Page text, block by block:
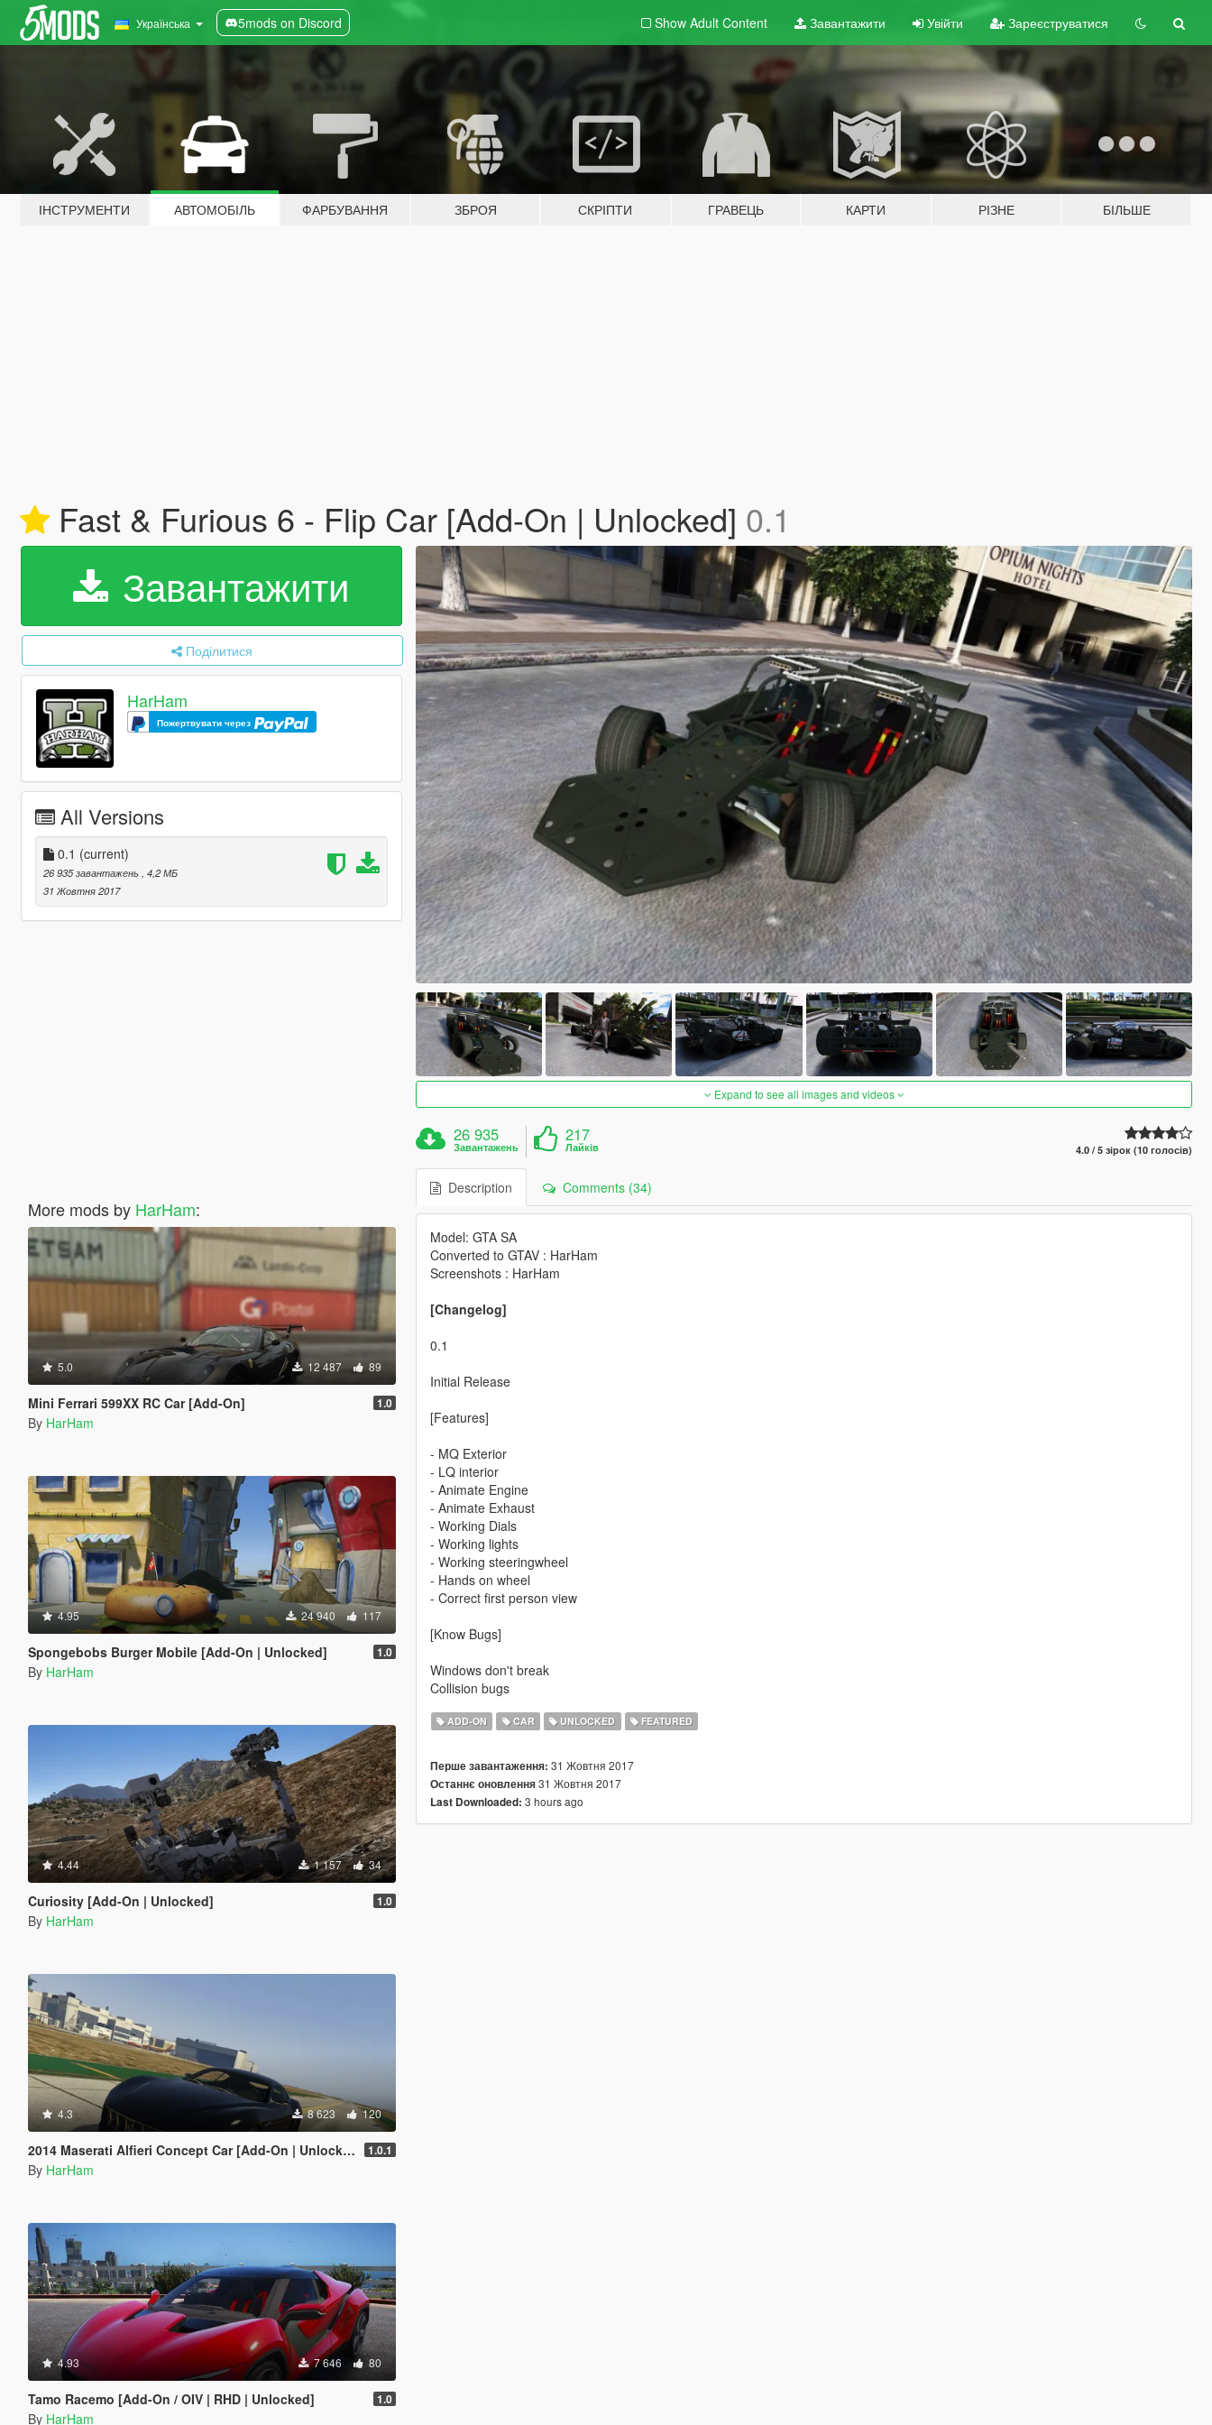
Українська 5mods on Discord Show Adult Content Завантажити Увійти Зареєструватися
ІНСТРУМЕНТИ АВТОМОБІЛЬ ФАРБУВАННЯ ЗБРОЯ СКРІПТИ ГРАВЕЦЬ КАРТИ РІЗНЕ БІЛЬШЕ
Fast & Furious 6 - Flip Car [Add-On | Unlocked] 0.1
Завантажити
Поділитися
HarHam
Пожертвувати через
All Versions
0.1 (current)
26 935 завантажень
, 4,2 МБ
31 Жовтня 2017
More mods by HarHam:
5.0 12 487 89
Mini Ferrari 599XX RC Car [Add-On] 1.0
By HarHam
4.95 24 940 117
Spongebobs Burger Mobile [Add-On | Unlocked] 1.0
By HarHam
4.44 1 157 34
Curiosity [Add-On | Unlocked] 1.0
By HarHam
4.3 8 623 120
2014 Maserati Alfieri Concept Car [Add-On | Unlocked] 1.0.1
By HarHam
4.93 7 646 80
Tamo Racemo [Add-On / OIV | RHD | Unlocked] 1.0
By HarHam
Expand to see all images and videos
26 935
Завантажень
217
Лайків 4.0 / 5 зірок (10 голосів)
Description Comments (34)
Model: GTA SA
Converted to GTAV : HarHam
Screenshots : HarHam
[Changelog]
0.1
Initial Release
[Features]
- MQ Exterior
- LQ interior
- Animate Engine
- Animate Exhaust
- Working Dials
- Working lights
- Working steeringwheel
- Hands on wheel
- Correct first person view
[Know Bugs]
Windows don't break
Collision bugs
ADD-ON CAR UNLOCKED FEATURED
Перше завантаження: 31 Жовтня 2017
Останнє оновлення31 Жовтня 2017
Last Downloaded: 3 hours ago